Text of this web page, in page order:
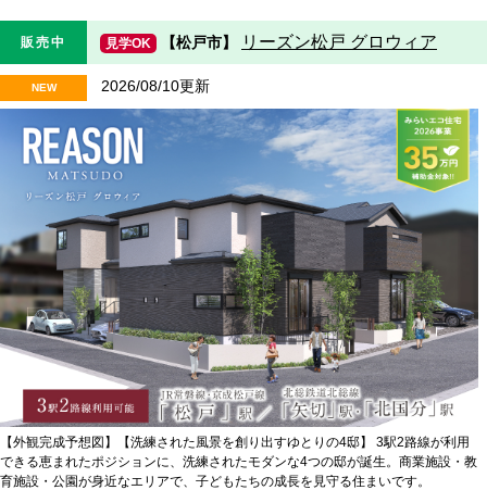
販売中 見学OK 【松戸市】 リーズン松戸 グロウィア
NEW 2026/08/10更新
【外観完成予想図】【洗練された風景を創り出すゆとりの4邸】 3駅2路線が利用
できる恵まれたポジションに、洗練されたモダンな4つの邸が誕生。商業施設・教
育施設・公園が身近なエリアで、子どもたちの成長を見守る住まいです。